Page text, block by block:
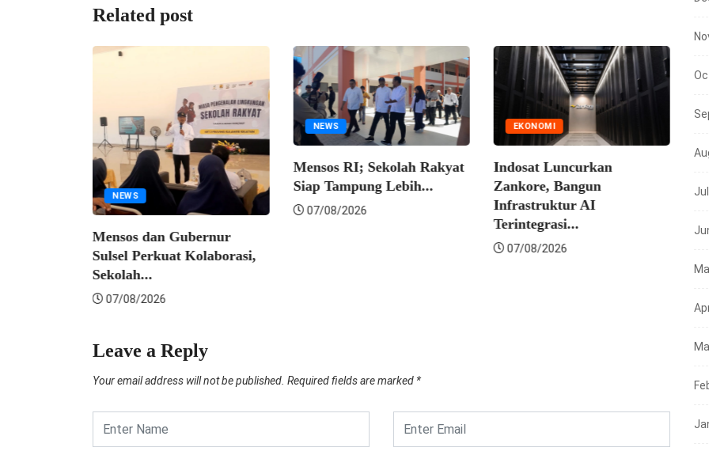
Related post
NEWS
Mensos dan Gubernur
Sulsel Perkuat Kolaborasi,
Sekolah...
07/08/2026
NEWS
Mensos RI; Sekolah Rakyat
Siap Tampung Lebih...
07/08/2026
EKONOMI
Indosat Luncurkan
Zankore, Bangun
Infrastruktur AI
Terintegrasi...
07/08/2026
Leave a Reply
Your email address will not be published. Required fields are marked *